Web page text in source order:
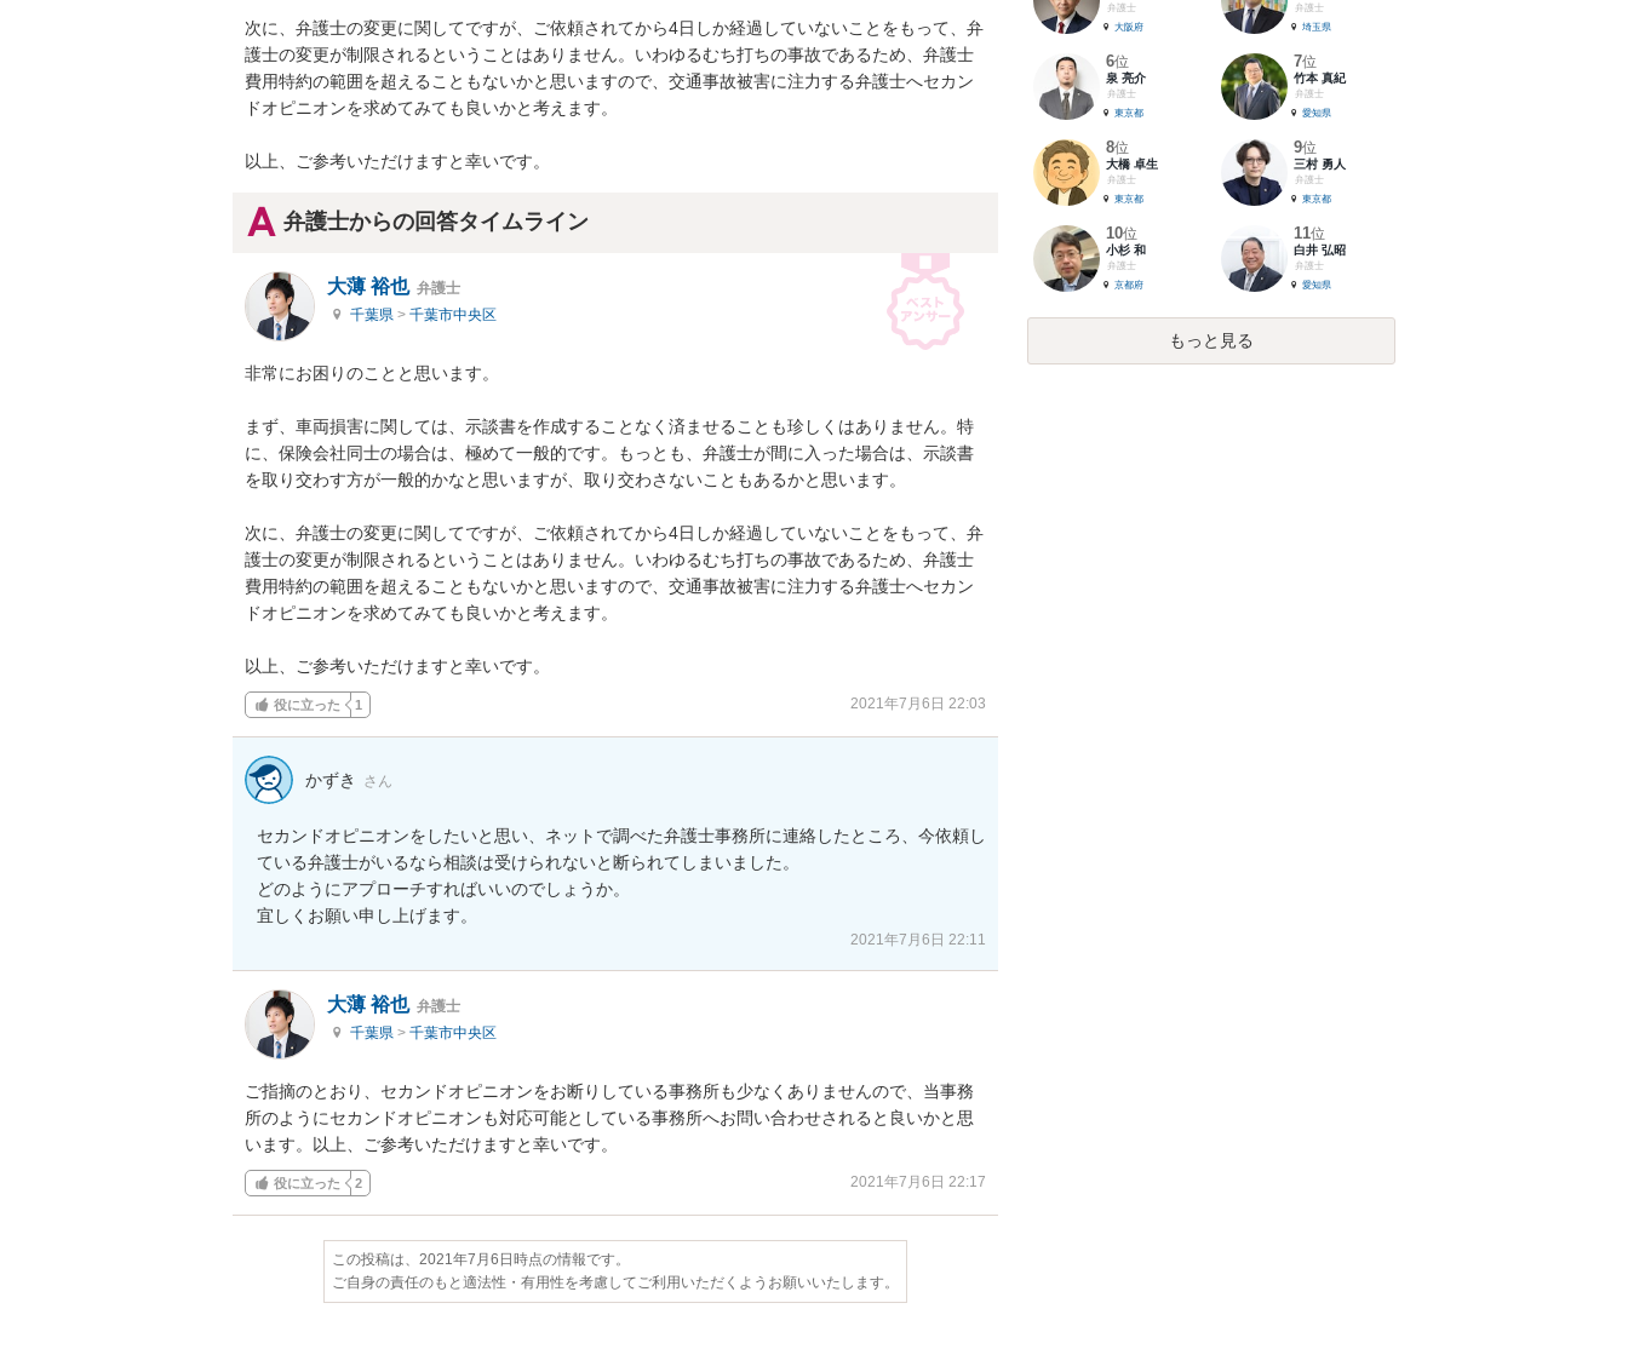
次に、弁護士の変更に関してですが、ご依頼されてから4日しか経過していないことをもって、弁
護士の変更が制限されるということはありません。いわゆるむち打ちの事故であるため、弁護士
費用特約の範囲を超えることもないかと思いますので、交通事故被害に注力する弁護士へセカン
ドオピニオンを求めてみても良いかと考えます。
以上、ご参考いただけますと幸いです。
弁護士からの回答タイムライン
大薄 裕也 弁護士
千葉県 > 千葉市中央区
非常にお困りのことと思います。
まず、車両損害に関しては、示談書を作成することなく済ませることも珍しくはありません。特
に、保険会社同士の場合は、極めて一般的です。もっとも、弁護士が間に入った場合は、示談書
を取り交わす方が一般的かなと思いますが、取り交わさないこともあるかと思います。
次に、弁護士の変更に関してですが、ご依頼されてから4日しか経過していないことをもって、弁
護士の変更が制限されるということはありません。いわゆるむち打ちの事故であるため、弁護士
費用特約の範囲を超えることもないかと思いますので、交通事故被害に注力する弁護士へセカン
ドオピニオンを求めてみても良いかと考えます。
以上、ご参考いただけますと幸いです。
役に立った 1 2021年7月6日 22:03
かずき さん
セカンドオピニオンをしたいと思い、ネットで調べた弁護士事務所に連絡したところ、今依頼し
ている弁護士がいるなら相談は受けられないと断られてしまいました。
どのようにアプローチすればいいのでしょうか。
宜しくお願い申し上げます。
2021年7月6日 22:11
大薄 裕也 弁護士
千葉県 > 千葉市中央区
ご指摘のとおり、セカンドオピニオンをお断りしている事務所も少なくありませんので、当事務
所のようにセカンドオピニオンも対応可能としている事務所へお問い合わせされると良いかと思
います。以上、ご参考いただけますと幸いです。
役に立った 2 2021年7月6日 22:17
この投稿は、2021年7月6日時点の情報です。
ご自身の責任のもと適法性・有用性を考慮してご利用いただくようお願いいたします。
弁護士
大阪府
弁護士
埼玉県
6位
泉 亮介
弁護士
東京都
7位
竹本 真紀
弁護士
愛知県
8位
大橋 卓生
弁護士
東京都
9位
三村 勇人
弁護士
東京都
10位
小杉 和
弁護士
京都府
11位
白井 弘昭
弁護士
愛知県
もっと見る